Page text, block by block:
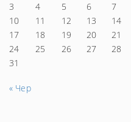
3
4 5 6 7
10
11 12 13 14
17
18 19 20 21
24
25 26 27 28
31
« Чер